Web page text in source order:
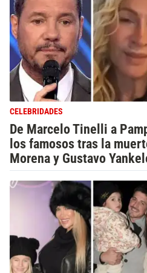
CELEBRIDADES
De Marcelo Tinelli a
los famosos tras la
Morena y Gustavo